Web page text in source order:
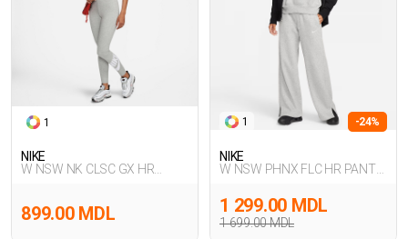
1
NIKE
W NSW NK CLSC GX HR
899.00 MDL
1 -24%
NIKE
W NSW PHNX FLC HR PANT
1 699.00 MDL
1 299.00 MDL